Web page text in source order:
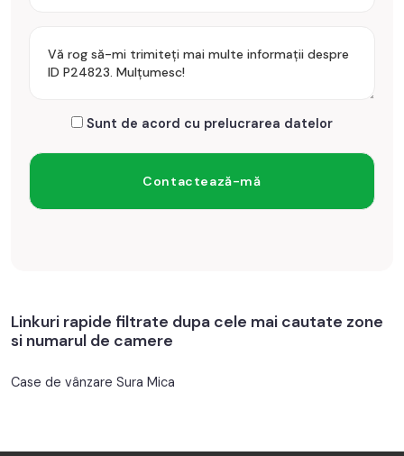
Sunt de acord cu prelucrarea datelor
Linkuri rapide filtrate dupa cele mai cautate zone
si numarul de camere
Case de vânzare Sura Mica